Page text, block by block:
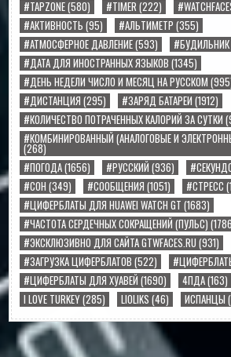
#TAPZONE(580) #TIMER (222)
#АКТИВНОСТЬ (95) #АЛЬТИМЕТР (355)
#АТМОСФЕРНОЕ ДАВЛЕНИЕ(593) #БУДИЛЬНИК
#ДАТА ДЛЯ ИНОСТРАННЫХ ЯЗЫКОВ (1345)
#ДЕНЬ НЕДЕЛИ ЧИСЛО И МЕСЯЦ НА РУССКОМ
#ДИСТАНЦИЯ (295) #ЗАРЯД БАТАРЕИ (1912)
#КОЛИЧЕСТВО ПОТРАЧЕННЫХ КАЛОРИЙ ЗА СУТКИ
#КОМБИНИРОВАННЫЙ (АНАЛОГОВЫЕ И
(268)
#ПОГОДА(1656) #РУССКИЙ (936)
#СОН (349) #СООБЩЕНИЯ (1051) #СТРЕСС
#ЦИФЕРБЛАТЫ ДЛЯ HUAWEI WATCH GT (1683)
#ЧАСТОТА СЕРДЕЧНЫХ СОКРАЩЕНИЙ (ПУЛЬС)
#ЭКСКЛЮЗИВНО ДЛЯ САЙТА GTWFACES.RU (931)
#ЗАГРУЗКА ЦИФЕРБЛАТОВ (522)
#ЦИФЕРБЛАТЫ ДЛЯ ХУАВЕЙ (1690) 4ПДА(163)
I LOVE TURKEY(285) LIOLIKS (46) ИСПАНЦЫ